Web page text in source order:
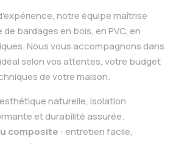
notre équipe maîtrise
bardages en bois, en PVC, en
Nous vous accompagnons dans
selon vos attentes, votre budget
de votre maison.
naturelle, isolation
et durabilité assurée.
composite : entretien facile,